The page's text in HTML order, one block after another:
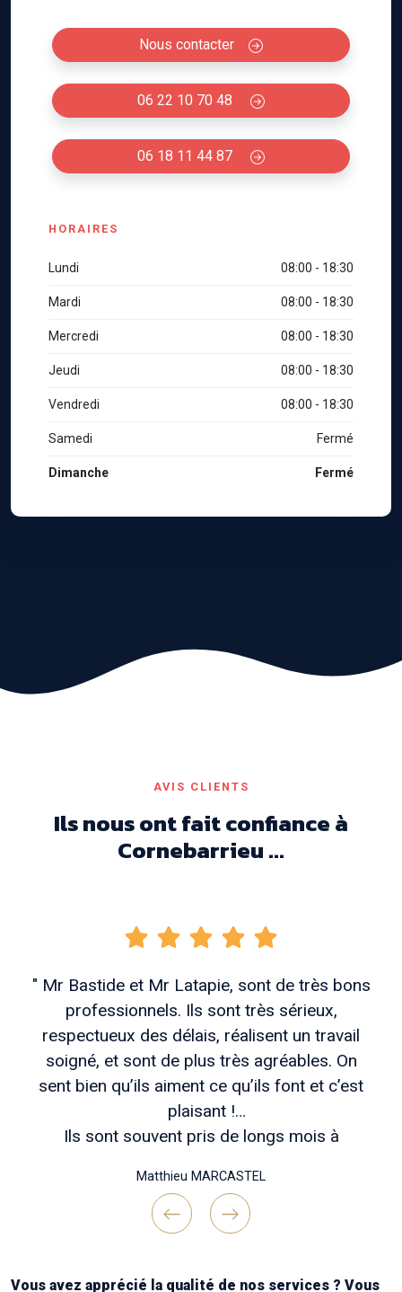
Nous contacter
06 22 10 70 48
06 18 11 44 87
HORAIRES
Lundi 08:00 - 18:30
Mardi 08:00 - 18:30
Mercredi 08:00 - 18:30
Jeudi 08:00 - 18:30
Vendredi 08:00 - 18:30
Samedi Fermé
Dimanche Fermé
AVIS CLIENTS
Ils nous ont fait confiance à
Cornebarrieu ...
" Mr Bastide et Mr Latapie, sont de très bons
professionnels. Ils sont très sérieux,
respectueux des délais, réalisent un travail
soigné, et sont de plus très agréables. On
sent bien qu’ils aiment ce qu’ils font et c’est
plaisant !
Ils sont souvent pris de longs mois à
vous voulez des travaux bien réfléchis en
amont , un chantier bien tenu et une belle
réalisation finale !
Matthieu MARCASTEL
PreviousNext
Vous avez apprécié la qualité de nos services ? Vous